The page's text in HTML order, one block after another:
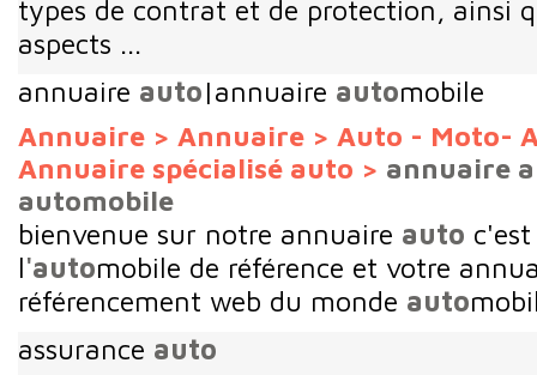
types de contrat et de protection, ainsi
aspects ...
annuaire auto|annuaire automobile
Annuaire > Annuaire > Auto - Moto-
Annuaire spécialisé auto > annuaire
automobile
bienvenue sur notre annuaire auto
l'automobile de référence et votre
référencement web du monde auto
assurance auto